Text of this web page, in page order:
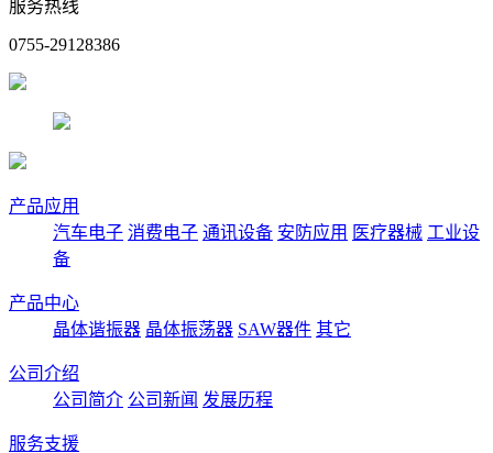
服务热线
0755-29128386
产品应用
汽车电子 消费电子 通讯设备 安防应用 医疗器械 工业设
备
产品中心
晶体谐振器 晶体振荡器 SAW器件 其它
公司介绍
公司简介 公司新闻 发展历程
服务支援